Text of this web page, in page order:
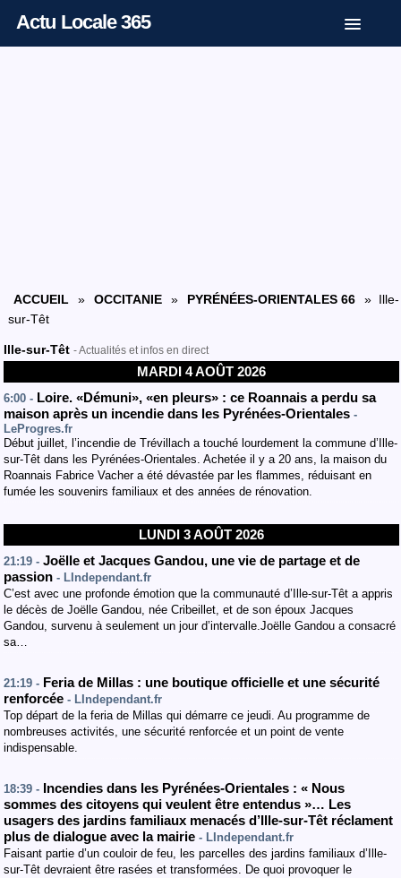
Actu Locale 365
ACCUEIL » OCCITANIE » PYRÉNÉES-ORIENTALES 66
» Ille-
sur-Têt
Ille-sur-Têt - Actualités et infos en direct
MARDI 4 AOÛT 2026
6:00 - Loire. «Démuni», «en pleurs» : ce Roannais a perdu sa
maison après un incendie dans les Pyrénées-Orientales -
LeProgres.fr
Début juillet, l’incendie de Trévillach a touché lourdement la commune d’Ille-
sur-Têt dans les Pyrénées-Orientales. Achetée il y a 20 ans, la maison du
Roannais Fabrice Vacher a été dévastée par les flammes, réduisant en
fumée les souvenirs familiaux et des années de rénovation.
LUNDI 3 AOÛT 2026
21:19 - Joëlle et Jacques Gandou, une vie de partage et de
passion - LIndependant.fr
C’est avec une profonde émotion que la communauté d’Ille-sur-Têt a appris
le décès de Joëlle Gandou, née Cribeillet, et de son époux Jacques
Gandou, survenu à seulement un jour d’intervalle.Joëlle Gandou a consacré
sa…
21:19 - Feria de Millas : une boutique officielle et une sécurité
renforcée - LIndependant.fr
Top départ de la feria de Millas qui démarre ce jeudi. Au programme de
nombreuses activités, une sécurité renforcée et un point de vente
indispensable.
18:39 - Incendies dans les Pyrénées-Orientales : « Nous
sommes des citoyens qui veulent être entendus »… Les
usagers des jardins familiaux menacés d’Ille-sur-Têt réclament
plus de dialogue avec la mairie - LIndependant.fr
Faisant partie d’un couloir de feu, les parcelles des jardins familiaux d’Ille-
sur-Têt devraient être rasées et transformées. De quoi provoquer le